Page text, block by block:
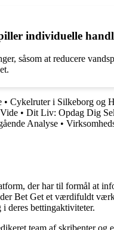
individuelle
såsom at reducere
• Cykelruter i Silkeborg og
• Dit Liv: Opdag Dig
Analyse •
der har til formål at
Bet Get et værdifuldt
deres bettingaktiviteter.